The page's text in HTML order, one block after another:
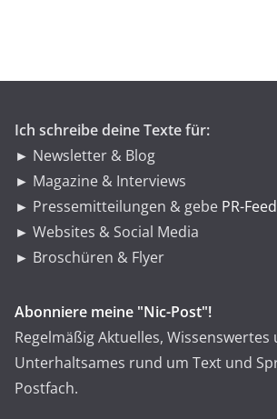
Ich schreibe deine Texte für:
► Newsletter & Blog
► Magazine & Interviews
► Pressemitteilungen & gebe PR-
► Websites & Social Media
► Broschüren & Flyer
Abonniere meine "Nic-Post"!
Regelmäßig Aktuelles, Wissenswertes
Unterhaltsames rund um Text und
Postfach.